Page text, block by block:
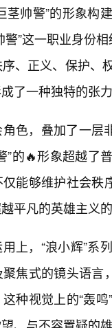
茎帅警”的形象构
”这一职业身份
、正义、保护、
了一种独特的张力
色，叠加了一层
”的🔥形象超越了
能够维护社会秩
平凡的英雄主义的
上，“浪小辉”系
焦式的镜头语言
种视觉上的“轰